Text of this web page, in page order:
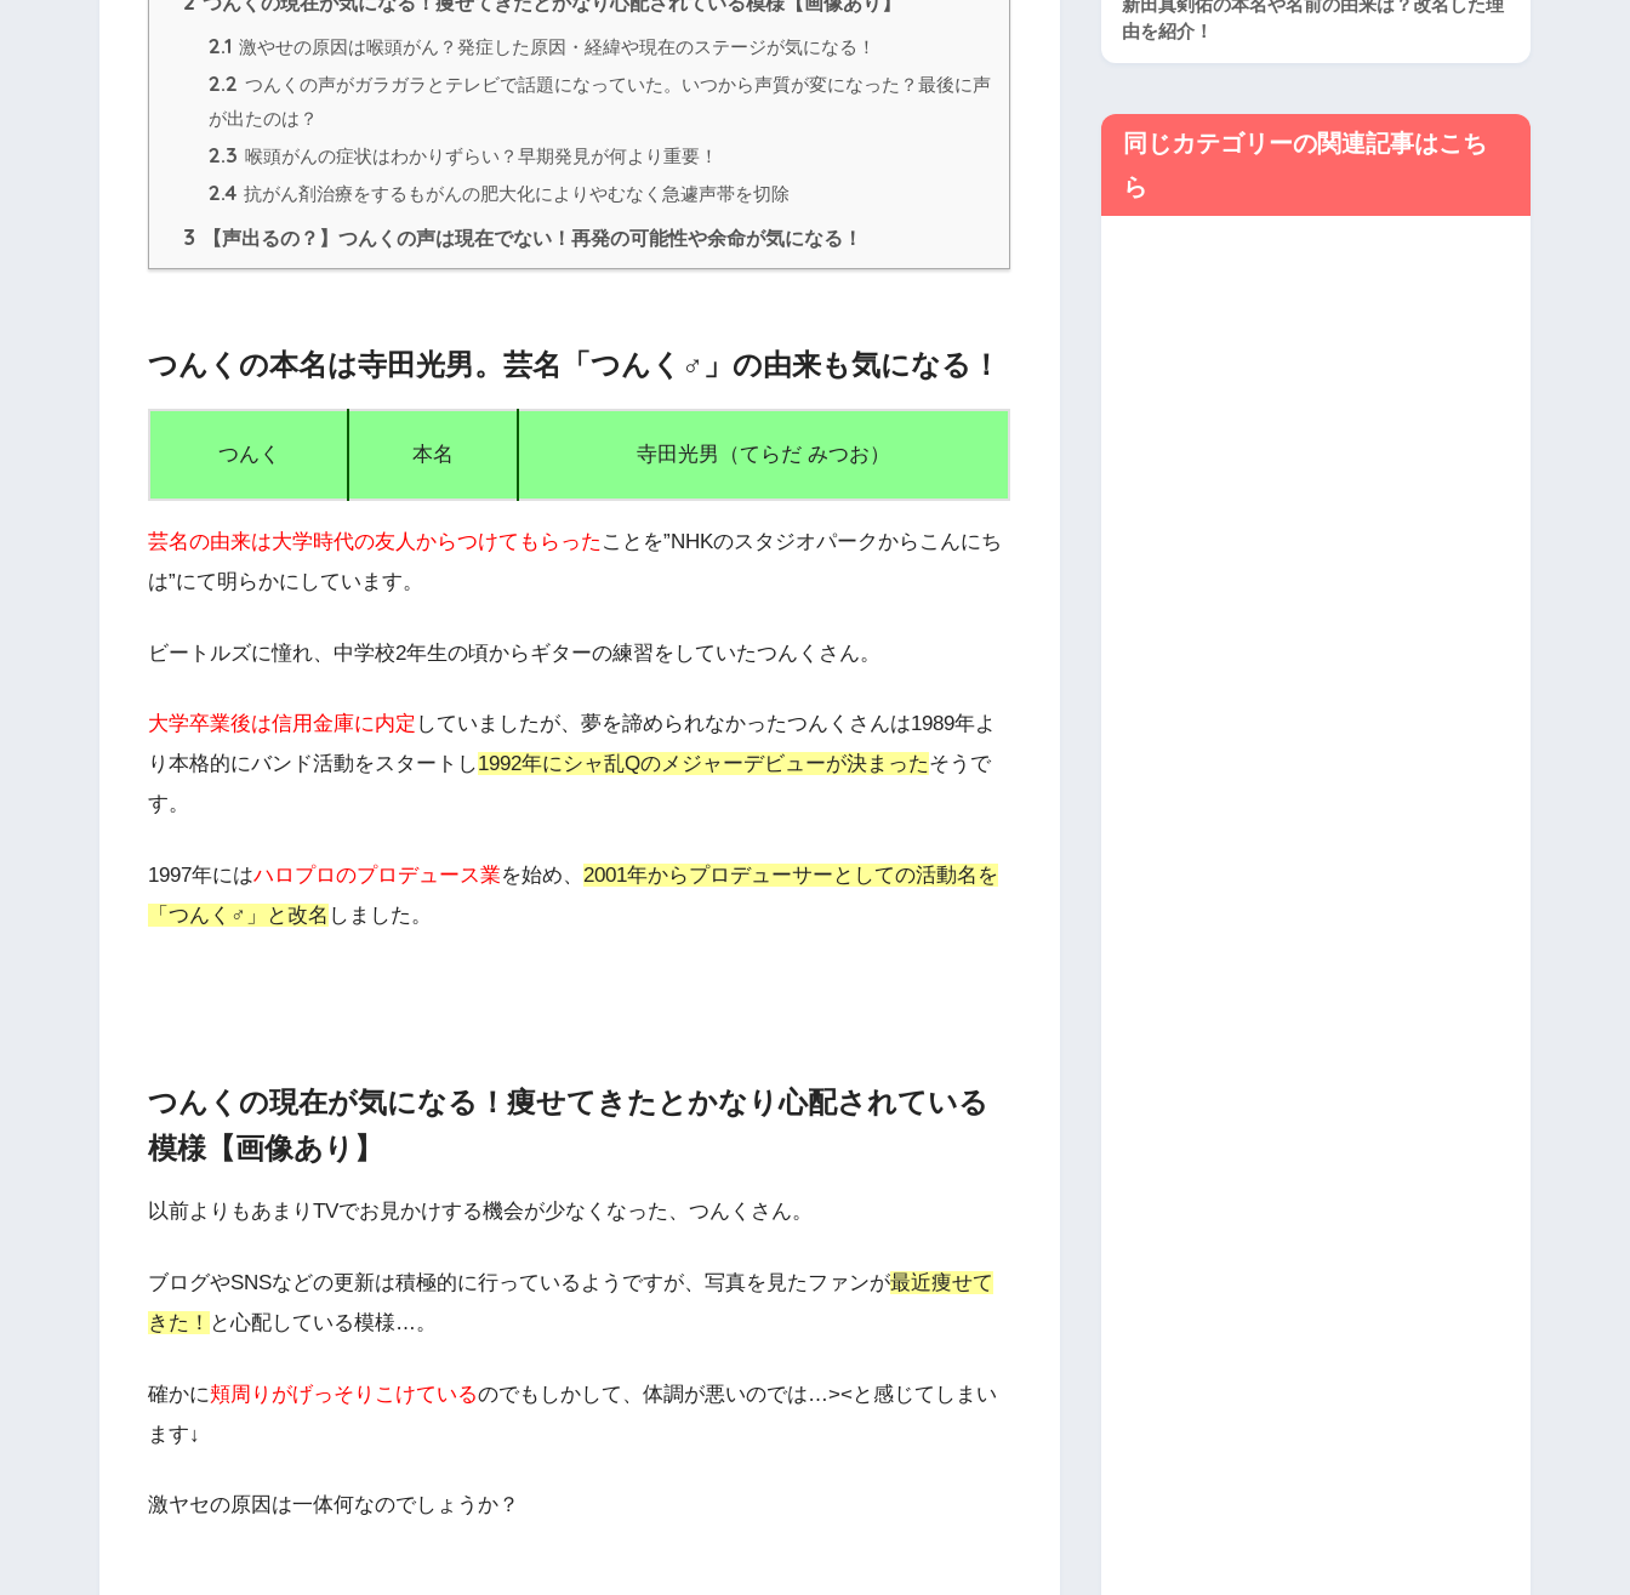
2.1 激やせの原因は喉頭がん？発症した原因・経緯や現在のステージが気になる！
2.2 つんくの声がガラガラとテレビで話題になっていた。いつから声質が変になった？最後に声
が出たのは？
2.3 喉頭がんの症状はわかりずらい？早期発見が何より重要！
2.4 抗がん剤治療をするもがんの肥大化によりやむなく急遽声帯を切除
3 【声出るの？】つんくの声は現在でない！再発の可能性や余命が気になる！
つんくの本名は寺田光男。芸名「つんく♂」の由来も気になる！
つんく 本名 寺田光男（てらだ みつお）
芸名の由来は大学時代の友人からつけてもらった ことを”NHKのスタジオパークからこんにち
は”にて明らかにしています。
ビートルズに憧れ、 中学校2年生の頃からギターの練習をしていたつんくさん。
大学卒業後は信用金庫に内定 していましたが、夢を諦められなかったつんくさんは1989年よ
り本格的にバンド活動をスタートし1992年にシャ乱Qのメジャーデビューが決まったそうで
す。
1997年にはハロプロのプロデュース業を始め、 2001年からプロデューサーとしての活動名を
「つんく♂」と改名 しました。
つんくの現在が気になる！痩せてきたとかなり心配されている
模様【画像あり】
以前よりもあまりTVでお見かけする機会が少なくなった、つんくさん。
ブログやSNSなどの更新は積極的に行っているようですが、写真を見たファンが最近痩せて
きた！ と心配している模様…。
確かに頬周りがげっそりこけているのでもしかして、 体調が悪いのでは…><と感じてしまい
ます↓
激ヤセの原因は一体何なのでしょうか？
由を紹介！
同じカテゴリーの関連記事はこち
ら